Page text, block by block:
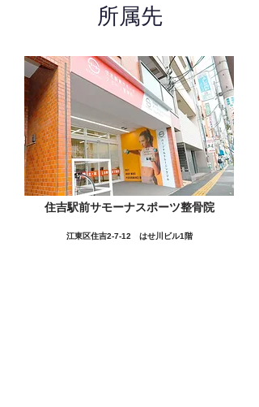
所属先
住吉駅前サモーナスポーツ整骨院
江東区住吉2-7-12 はせ川ビル1階